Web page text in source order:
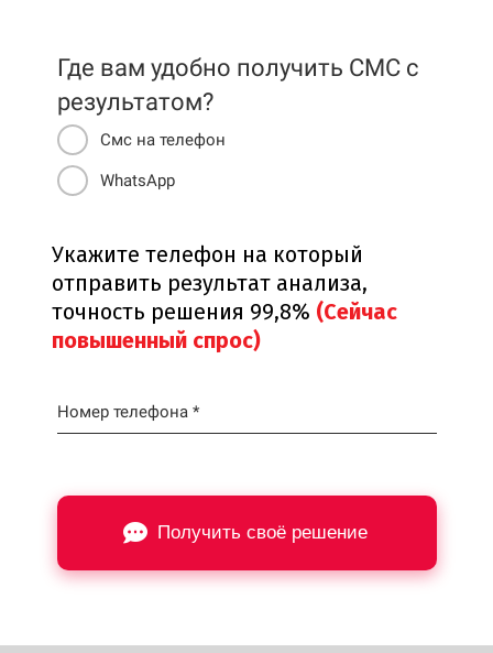
Где вам удобно получить СМС c
результатом?
Смс на телефон
WhatsApp
Укажите телефон на который
отправить результат анализа,
точность решения 99,8% (Сейчас
повышенный спрос)
Номер телефона *
Получить своё решение